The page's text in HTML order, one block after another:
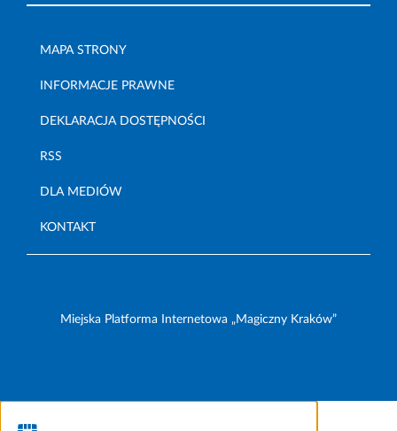
MAPA STRONY
INFORMACJE PRAWNE
DEKLARACJA DOSTĘPNOŚCI
RSS
DLA MEDIÓW
KONTAKT
Miejska Platforma Internetowa „Magiczny Kraków”